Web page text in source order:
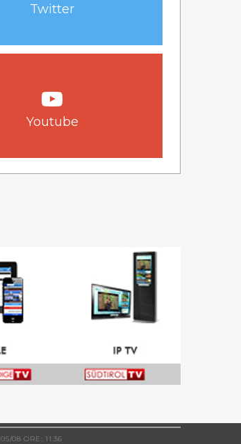
Twitter
Youtube
05/08 ORE: 11.36